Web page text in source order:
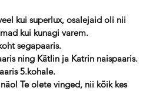
kui superlux, osalejaid oli nii
kui kunagi varem.
segapaaris.
ning Kätlin ja Katrin naispaaris.
5.kohale.
Te olete vinged, nii kõik kes